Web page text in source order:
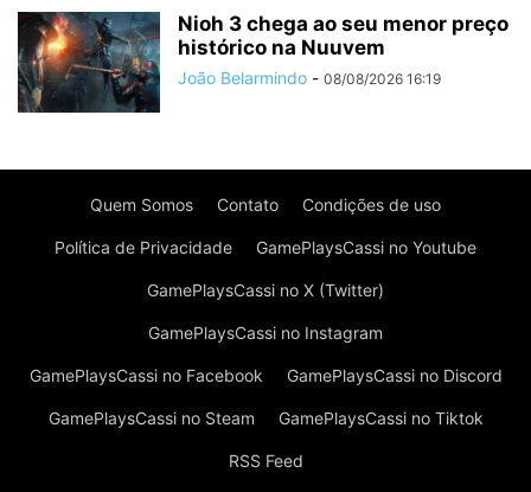
Nioh 3 chega ao seu menor preço
histórico na Nuuvem
João Belarmindo - 08/08/2026 16:19
Quem Somos Contato Condições de uso
Política de Privacidade GamePlaysCassi no Youtube
GamePlaysCassi no X (Twitter)
GamePlaysCassi no Instagram
GamePlaysCassi no Facebook GamePlaysCassi no Discord
GamePlaysCassi no Steam GamePlaysCassi no Tiktok
RSS Feed